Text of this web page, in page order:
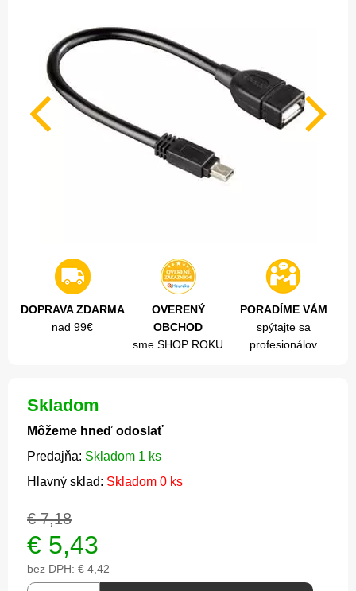
DOPRAVA ZDARMA
nad 99€
OVERENÝ
OBCHOD
sme SHOP ROKU
PORADÍME VÁM
spýtajte sa
profesionálov
Skladom
Môžeme hneď odoslať
Predajňa: Skladom 1 ks
Hlavný sklad: Skladom 0 ks
€ 7,18
€ 5,43
bez DPH: € 4,42